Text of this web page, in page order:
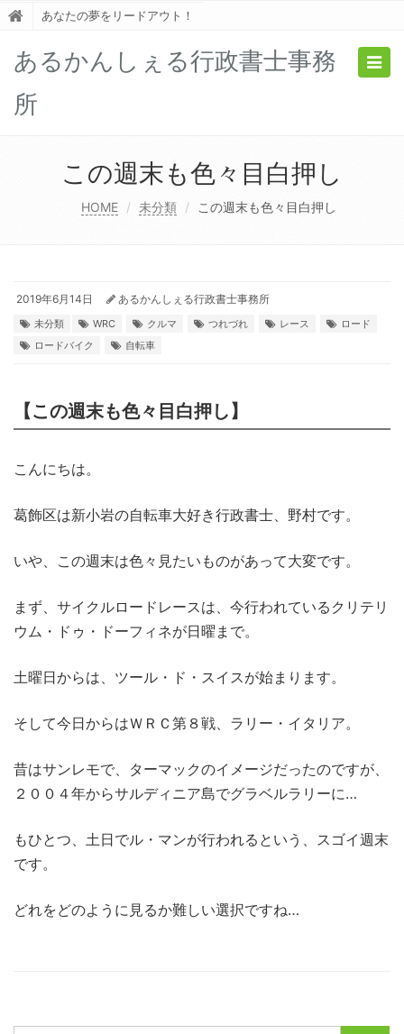
あなたの夢をリードアウト！
あるかんしぇる行政書士事務
所
この週末も色々目白押し
HOME 未分類 この週末も色々目白押し
2019年6月14日 あるかんしぇる行政書士事務所
未分類 WRC クルマ つれづれ レース
ロード
ロードバイク
自転車
【この週末も色々目白押し】
こんにちは。
葛飾区は新小岩の自転車大好き行政書士、野村です。
いや、この週末は色々見たいものがあって大変です。
まず、サイクルロードレースは、今行われているクリテリ
ウム・ドゥ・ドーフィネが日曜まで。
土曜日からは、ツール・ド・スイスが始まります。
そして今日からはＷＲＣ第８戦、ラリー・イタリア。
昔はサンレモで、ターマックのイメージだったのですが、
２００４年からサルディニア島でグラベルラリーに…
もひとつ、土日でル・マンが行われるという、スゴイ週末
です。
どれをどのように見るか難しい選択ですね…